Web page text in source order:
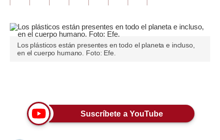
Editorial
Pregunta de hoy
Lujo
Los plásticos están presentes en todo el planeta e incluso,
en el cuerpo humano. Foto: Efe.
Suscríbete a YouTube